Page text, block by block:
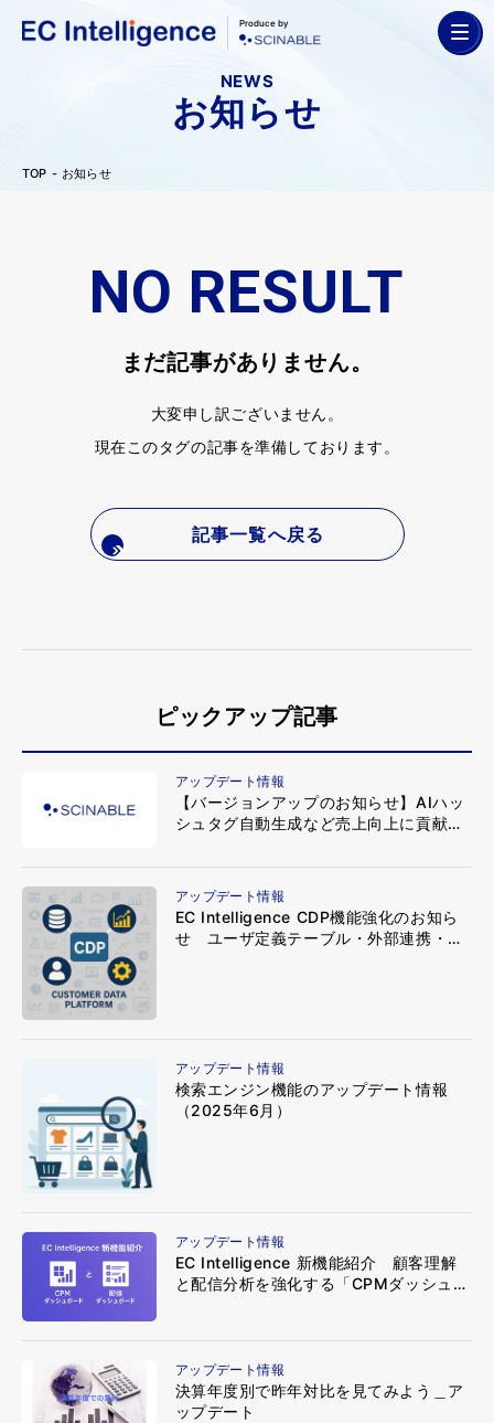
Produce by
NEWS
お知らせ
TOP お知らせ
NO RESULT
まだ記事がありません。
大変申し訳ございません。
現在このタグの記事を準備しております。
記事一覧へ戻る
ピックアップ記事
アップデート情報
【バージョンアップのお知らせ】AIハッ
シュタグ自動生成など売上向上に貢献す
アップデート情報
EC Intelligence CDP機能強化のお知ら
せ ユーザ定義テーブル・外部連携・カ
アップデート情報
検索エンジン機能のアップデート情報
（2025年6月）
アップデート情報
EC Intelligence 新機能紹介 顧客理解
と配信分析を強化する「CPMダッシュボ
アップデート情報
決算年度別で昨年対比を見てみよう＿ア
ップデート